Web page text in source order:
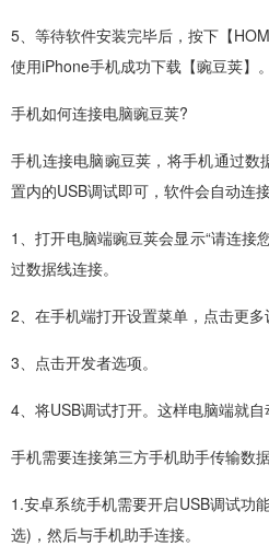
5、等待软件安装完毕后，按下【
使用iPhone手机成功下载【豌豆荚】。
手机如何连接电脑豌豆荚?
手机连接电脑豌豆荚，将手机通过
置内的USB调试即可，软件会自动连
1、打开电脑端豌豆荚会显示“请连接
过数据线连接。
2、在手机端打开设置菜单，点击更多
3、点击开发者选项。
4、将USB调试打开。这样电脑端就自
手机需要连接第三方手机助手传输数
1.安卓系统手机需要开启USB调试功
选)，然后与手机助手连接。